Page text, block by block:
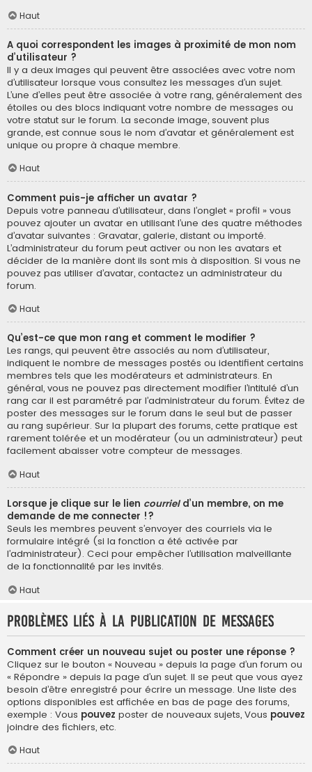
Haut
A quoi correspondent les images à proximité de mon nom
d’utilisateur ?
Il y a deux images qui peuvent être associées avec votre nom
d’utilisateur lorsque vous consultez les messages d’un sujet.
L’une d’elles peut être associée à votre rang, généralement des
étoiles ou des blocs indiquant votre nombre de messages ou
votre statut sur le forum. La seconde image, souvent plus
grande, est connue sous le nom d’avatar et généralement est
unique ou propre à chaque membre.
Haut
Comment puis-je afficher un avatar ?
Depuis votre panneau d’utilisateur, dans l’onglet « profil » vous
pouvez ajouter un avatar en utilisant l’une des quatre méthodes
d’avatar suivantes : Gravatar, galerie, distant ou importé.
L’administrateur du forum peut activer ou non les avatars et
décider de la manière dont ils sont mis à disposition. Si vous ne
pouvez pas utiliser d’avatar, contactez un administrateur du
forum.
Haut
Qu’est-ce que mon rang et comment le modifier ?
Les rangs, qui peuvent être associés au nom d’utilisateur,
indiquent le nombre de messages postés ou identifient certains
membres tels que les modérateurs et administrateurs. En
général, vous ne pouvez pas directement modifier l’intitulé d’un
rang car il est paramétré par l’administrateur du forum. Évitez de
poster des messages sur le forum dans le seul but de passer
au rang supérieur. Sur la plupart des forums, cette pratique est
rarement tolérée et un modérateur (ou un administrateur) peut
facilement abaisser votre compteur de messages.
Haut
Lorsque je clique sur le lien courrield’un membre, on me
demande de me connecter !?
Seuls les membres peuvent s’envoyer des courriels via le
formulaire intégré (si la fonction a été activée par
l’administrateur). Ceci pour empêcher l’utilisation malveillante
de la fonctionnalité par les invités.
Haut
Problèmes liés à la publication de messages
Comment créer un nouveau sujet ou poster une réponse ?
Cliquez sur le bouton « Nouveau » depuis la page d’un forum ou
« Répondre » depuis la page d’un sujet. Il se peut que vous ayez
besoin d’être enregistré pour écrire un message. Une liste des
options disponibles est affichée en bas de page des forums,
exemple : Vous pouvez poster de nouveaux sujets, Vous pouvez
joindre des fichiers, etc.
Haut